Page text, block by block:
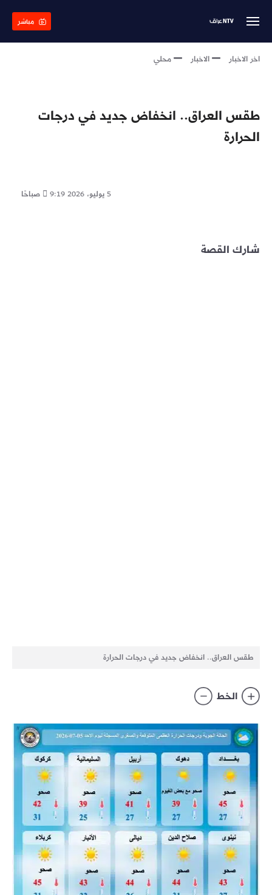
main
مباشر
اخر الاخبار الاخبار محلي
طقس العراق.. انخفاض جديد في درجات
الحرارة
5 يوليو، 2026 9:19 صباحًا
شارك القصة
طقس العراق.. انخفاض جديد في درجات الحرارة
الخط